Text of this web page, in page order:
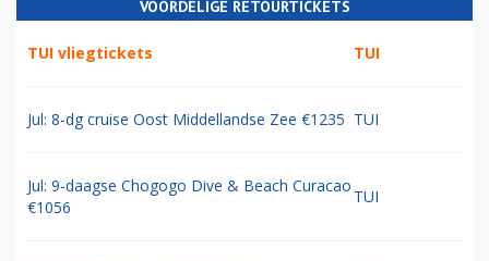
VOORDELIGE RETOURTICKETS
TUI vliegtickets TUI
Jul: 8-dg cruise Oost Middellandse Zee €1235 TUI
Jul: 9-daagse Chogogo Dive & Beach Curacao
€1056
TUI